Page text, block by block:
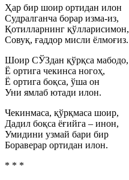
Ҳар бир шоир ортидан илон
Судралганча борар изма-из,
Қотилларнинг қўлларисимон,
Совуқ, ғаддор мисли ёлмоғиз.
Шоир СЎЗдан қўрқса мабодо,
Ё ортига чекинса ногоҳ,
Ё ортига боқса, ўша он
Уни ямлаб ютади илон.
Чекинмаса, қўрқмаса шоир,
Дадил боқса ёғийга – инон,
Умидини узмай бари бир
Бораверар ортидан илон.
* * *